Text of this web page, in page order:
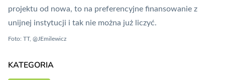
projektu od nowa, to na preferencyjne finansowanie z
unijnej instytucji i tak nie można już liczyć.
Foto: TT, @JEmilewicz
KATEGORIA